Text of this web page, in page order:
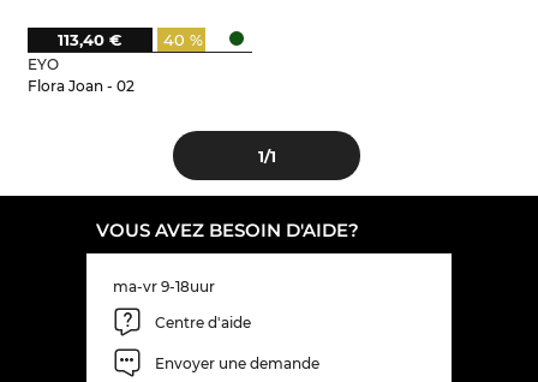
EYO
Flora Joan - 02
40 %
113,40 €
1/1
VOUS AVEZ BESOIN D'AIDE?
ma-vr 9-18uur
Centre d'aide
Envoyer une demande